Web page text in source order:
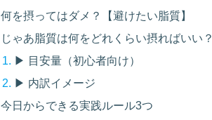
何を摂ってはダメ？【避けたい脂質】
じゃあ脂質は何をどれくらい摂ればいい？
▶ 目安量（初心者向け）
▶ 内訳イメージ
今日からできる実践ルール3つ